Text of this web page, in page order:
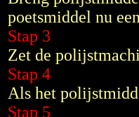
poetsmiddel nu
Stap 3
Zet de
Stap 4
Als het
Stap 5